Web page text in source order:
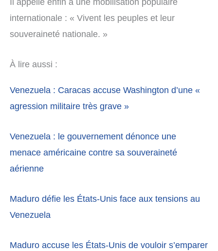
internationale : « Vivent les peuples et leur
souveraineté nationale. »
À lire aussi :
Venezuela : Caracas accuse Washington d’une «
agression militaire très grave »
Venezuela : le gouvernement dénonce une
menace américaine contre sa souveraineté
aérienne
Maduro défie les États-Unis face aux tensions au
Venezuela
Maduro accuse les États-Unis de vouloir s’emparer